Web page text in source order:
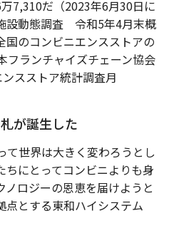
7,310だ（2023年6月30日に
設動態調査 令和5年4月末概
のコンビニエンスストアの
フランチャイズチェーン協会
スストア統計調査月
が誕生した
て世界は大きく変わろうとし
にとってコンビニよりも身
ロジーの恩恵を届けようと
点とする東和ハイシステム